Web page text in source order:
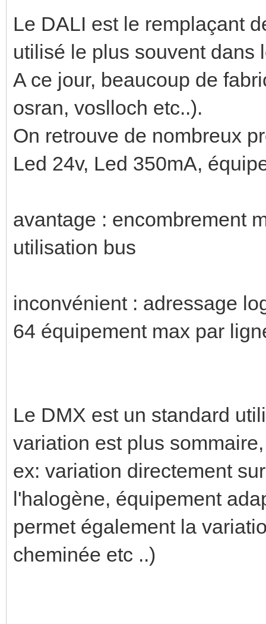
Le DALI est le remplaçant
utilisé le plus souvent dans
A ce jour, beaucoup de
osran, voslloch etc..).
On retrouve de nombreux
Led 24v, Led 350mA,
avantage : encombrement
utilisation bus
inconvénient : adressage
64 équipement max par
Le DMX est un standard
variation est plus sommaire,
ex: variation directement
l'halogène, équipement
permet également la
cheminée etc ..)